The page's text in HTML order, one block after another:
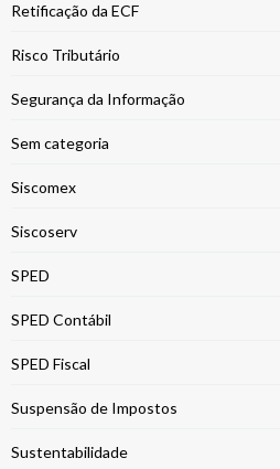
Retificação da ECF
Risco Tributário
Segurança da Informação
Sem categoria
Siscomex
Siscoserv
SPED
SPED Contábil
SPED Fiscal
Suspensão de Impostos
Sustentabilidade